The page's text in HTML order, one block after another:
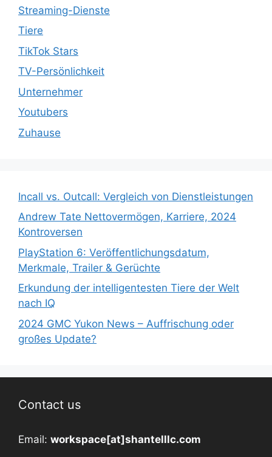
Streaming-Dienste
Tiere
TikTok Stars
TV-Persönlichkeit
Unternehmer
Youtubers
Zuhause
Incall vs. Outcall: Vergleich von Dienstleistungen
Andrew Tate Nettovermögen, Karriere, 2024
Kontroversen
PlayStation 6: Veröffentlichungsdatum,
Merkmale, Trailer & Gerüchte
Erkundung der intelligentesten Tiere der Welt
nach IQ
2024 GMC Yukon News – Auffrischung oder
großes Update?
Contact us
Email: workspace[at]shantelllc.com